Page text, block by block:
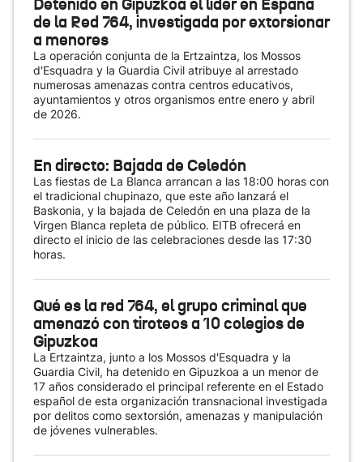
de la Red 764, investigada por extorsionar
a menores
La operación conjunta de la Ertzaintza, los Mossos
d'Esquadra y la Guardia Civil atribuye al arrestado
numerosas amenazas contra centros educativos,
ayuntamientos y otros organismos entre enero y abril
de 2026.
En directo: Bajada de Celedón
Las fiestas de La Blanca arrancan a las 18:00 horas con
el tradicional chupinazo, que este año lanzará el
Baskonia, y la bajada de Celedón en una plaza de la
Virgen Blanca repleta de público. EITB ofrecerá en
directo el inicio de las celebraciones desde las 17:30
horas.
Qué es la red 764, el grupo criminal que
amenazó con tiroteos a 10 colegios de
Gipuzkoa
La Ertzaintza, junto a los Mossos d'Esquadra y la
Guardia Civil, ha detenido en Gipuzkoa a un menor de
17 años considerado el principal referente en el Estado
español de esta organización transnacional investigada
por delitos como sextorsión, amenazas y manipulación
de jóvenes vulnerables.